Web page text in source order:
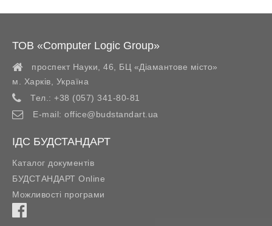
ТОВ «Computer Logic Group»
проспект Науки, 46, БЦ «Діамантове місто»
м. Харків
Україна
Тел.: +38 (057) 341-80-81
E-mail: office@budstandart.ua
ІДС БУДСТАНДАРТ
Каталог документів
БУДСТАНДАРТ Online
Можливості програми